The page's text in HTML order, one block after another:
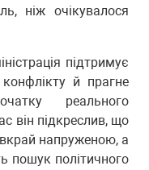
ніж очікувалося
підтримує
й прагне
реального
він підкреслив, що
напруженою, а
пошук політичного